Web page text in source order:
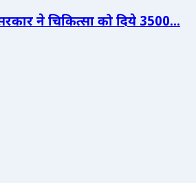
ने चिकित्सा को दिये 3500...